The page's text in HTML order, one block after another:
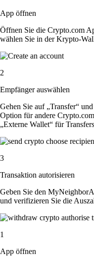
App öffnen
Öffnen Sie die Crypto.com
wählen Sie in der Krypto-
2
Empfänger auswählen
Gehen Sie auf „Transfer“
Option für andere
„Externe Wallet“ für
3
Transaktion autorisieren
Geben Sie den
und verifizieren Sie die
1
App öffnen